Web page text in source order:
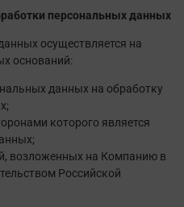
персональных данных
осуществляется на
оснований:
данных на обработку
которого является
возложенных на Компанию в
Российской